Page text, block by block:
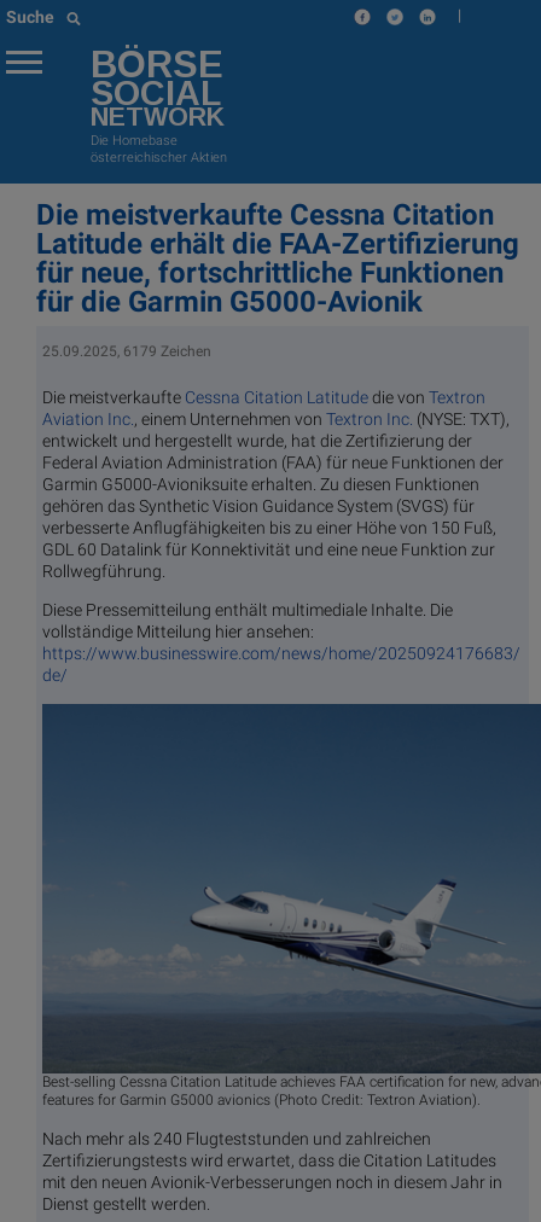
Suche |
BÖRSE
SOCIAL
NETWORK
Die Homebase
österreichischer Aktien
Die meistverkaufte Cessna Citation
Latitude erhält die FAA-Zertifizierung
für neue, fortschrittliche Funktionen
für die Garmin G5000-Avionik
25.09.2025, 6179 Zeichen
Die meistverkaufte Cessna Citation Latitudedie von Textron
Aviation Inc. , einem Unternehmen von Textron Inc. (NYSE: TXT),
entwickelt und hergestellt wurde, hat die Zertifizierung der
Federal Aviation Administration (FAA) für neue Funktionen der
Garmin G5000-Avioniksuite erhalten. Zu diesen Funktionen
gehören das Synthetic Vision Guidance System (SVGS) für
verbesserte Anflugfähigkeiten bis zu einer Höhe von 150 Fuß,
GDL 60 Datalink für Konnektivität und eine neue Funktion zur
Rollwegführung.
Diese Pressemitteilung enthält multimediale Inhalte. Die
vollständige Mitteilung hier ansehen:
https://www.businesswire.com/news/home/20250924176683/
de/
Best-selling Cessna Citation Latitude achieves FAA certification for new,
features for Garmin G5000 avionics (Photo Credit: Textron Aviation).
Nach mehr als 240 Flugteststunden und zahlreichen
Zertifizierungstests wird erwartet, dass die Citation Latitudes
mit den neuen Avionik-Verbesserungen noch in diesem Jahr in
Dienst gestellt werden.